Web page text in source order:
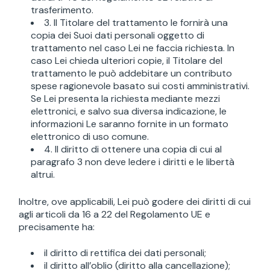
trasferimento.
3. Il Titolare del trattamento le fornirà una
copia dei Suoi dati personali oggetto di
trattamento nel caso Lei ne faccia richiesta. In
caso Lei chieda ulteriori copie, il Titolare del
trattamento le può addebitare un contributo
spese ragionevole basato sui costi amministrativi.
Se Lei presenta la richiesta mediante mezzi
elettronici, e salvo sua diversa indicazione, le
informazioni Le saranno fornite in un formato
elettronico di uso comune.
4. Il diritto di ottenere una copia di cui al
paragrafo 3 non deve ledere i diritti e le libertà
altrui.
Inoltre, ove applicabili, Lei può godere dei diritti di cui
agli articoli da 16 a 22 del Regolamento UE e
precisamente ha:
il diritto di rettifica dei dati personali;
il diritto all’oblio (diritto alla cancellazione);